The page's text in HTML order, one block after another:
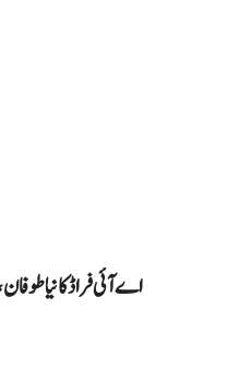
اے آئی فراڈ کا نیا